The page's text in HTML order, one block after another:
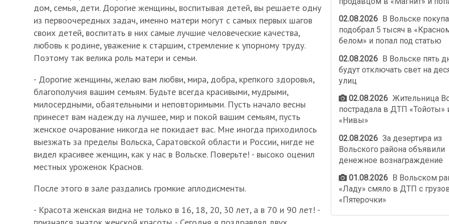
дом, семья, дети. Дорогие женщины, воспитывая детей, вы решаете одну
из первоочередных задач, именно матери могут с самых первых шагов
своих детей, воспитать в них самые лучшие человеческие качества,
любовь к родине, уважение к старшим, стремление к упорному труду.
Поэтому так велика роль матери и семьи.
- Дорогие женщины, желаю вам любви, мира, добра, крепкого здоровья,
благополучия вашим семьям. Будьте всегда красивыми, мудрыми,
милосердными, обаятельными и неповторимыми. Пусть начало весны
принесет вам надежду на лучшее, мир и покой вашим семьям, пусть
женское очарование никогда не покидает вас. Мне иногда приходилось
выезжать за пределы Вольска, Саратовской области и России, нигде не
видел красивее женщин, как у нас в Вольске. Поверьте! - высоко оценил
местных уроженок Краснов.
После этого в зале раздались громкие аплодисменты.
- Красота женская видна не только в 16, 18, 20, 30 лет, а в 70 и 90 лет! -
02.08.2026 В Вольске
подобрал 5 тысяч в
белом» и попал под статью
02.08.2026 В Вольске пять
будут отключать свет на
улиц
02.08.2026 Жительница
пострадала в ДТП «Тойоты»
«Нивы»
02.08.2026 За дезертира из
Вольского района объявили
денежное вознаграждение
01.08.2026 В Вольском
«Ладу» смяло в ДТП с
«Пятерочки»